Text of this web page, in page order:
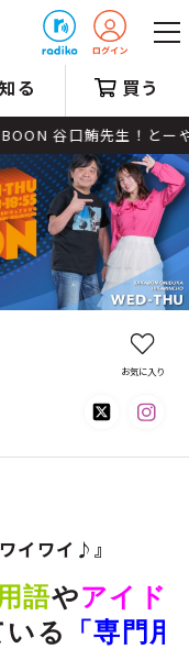
知る 買う
とーやま元校
お気に入り
イワイ♪』
語やアイド
る
「専門用